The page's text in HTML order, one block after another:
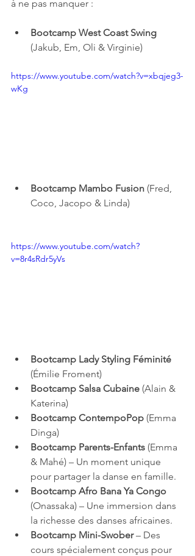
à ne pas manquer :
Bootcamp West Coast Swing
(Jakub, Em, Oli & Virginie)
https://www.youtube.com/watch?v=xbqjeg3-
wKg
Bootcamp Mambo Fusion (Fred,
Coco, Jacopo & Linda)
https://www.youtube.com/watch?
v=8r4sRdr5yVs
Bootcamp Lady Styling Féminité
(Émilie Froment)
Bootcamp Salsa Cubaine (Alain &
Katerina)
Bootcamp ContempoPop (Emma
Dinga)
Bootcamp Parents-Enfants (Emma
& Mahé) – Un moment unique
pour partager la danse en famille.
Bootcamp Afro Bana Ya Congo
(Onassaka) – Une immersion dans
la richesse des danses africaines.
Bootcamp Mini-Swober – Des
cours spécialement conçus pour